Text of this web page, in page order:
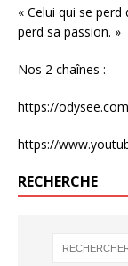
« Celui qui se
perd sa passion. »
Nos 2 chaînes :
https://
https://
RECHERCHE